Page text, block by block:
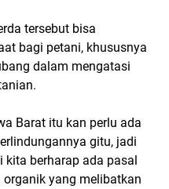
tersebut bisa
bagi petani, khususnya
dalam mengatasi
Barat itu kan perlu ada
gitu, jadi
kita berharap ada pasal
yang melibatkan